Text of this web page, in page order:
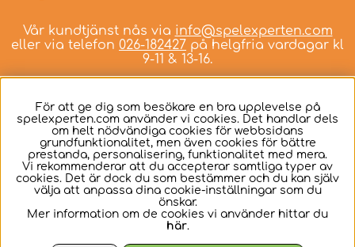
Vår kundtjänst nås via info@spelexperten.com
eller via telefon 026-182427 på helgfria vardagar kl
9-11 & 13-16.
Svenska
För att ge dig som besökare en bra upplevelse på
spelexperten.com använder vi cookies. Det handlar dels
om helt nödvändiga cookies för webbsidans
grundfunktionalitet, men även cookies för bättre
prestanda, personalisering, funktionalitet med mera.
Vi rekommenderar att du accepterar samtliga typer av
cookies. Det är dock du som bestämmer och du kan själv
välja att anpassa dina cookie-inställningar som du
önskar.
Mer information om de cookies vi använder hittar du
här.